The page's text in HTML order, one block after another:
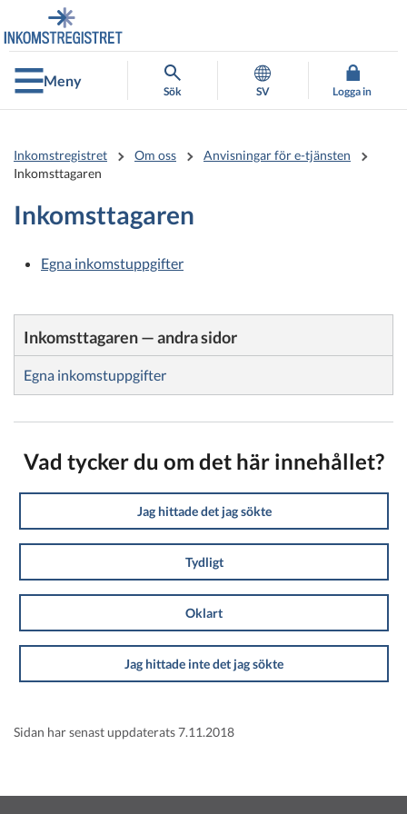
direkt
till
innehållet
till
hela
webbplatsens
sökningMeny
Sök SV Logga in
Inkomstregistret Om oss
Anvisningar för e-tjänsten
Inkomsttagaren
Inkomsttagaren
Egna inkomstuppgifter
Inkomsttagaren — andra sidor
Egna inkomstuppgifter
Vad tycker du om det här innehållet?
Jag hittade det jag sökte
Tydligt
Oklart
Jag hittade inte det jag sökte
Sidan har senast uppdaterats 7.11.2018